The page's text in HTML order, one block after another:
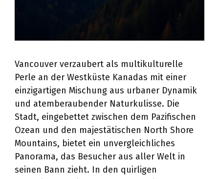
Vancouver verzaubert als multikulturelle
Perle an der Westküste Kanadas mit einer
einzigartigen Mischung aus urbaner Dynamik
und atemberaubender Naturkulisse. Die
Stadt, eingebettet zwischen dem Pazifischen
Ozean und den majestätischen North Shore
Mountains, bietet ein unvergleichliches
Panorama, das Besucher aus aller Welt in
seinen Bann zieht. In den quirligen